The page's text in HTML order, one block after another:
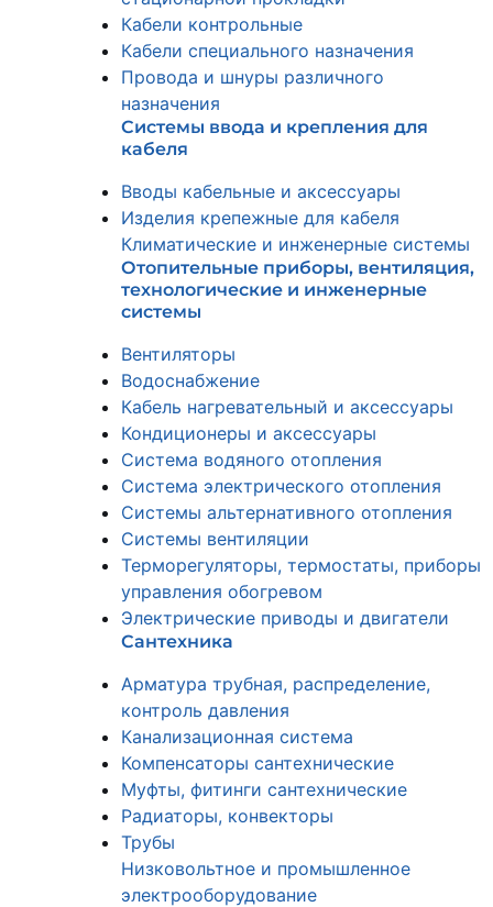
Кабели контрольные
Кабели специального назначения
Провода и шнуры различного
назначения
Системы ввода и крепления для
кабеля
Вводы кабельные и аксессуары
Изделия крепежные для кабеля
Климатические и инженерные системы
Отопительные приборы, вентиляция,
технологические и инженерные
системы
Вентиляторы
Водоснабжение
Кабель нагревательный и аксессуары
Кондиционеры и аксессуары
Система водяного отопления
Система электрического отопления
Системы альтернативного отопления
Системы вентиляции
Терморегуляторы, термостаты, приборы
управления обогревом
Электрические приводы и двигатели
Сантехника
Арматура трубная, распределение,
контроль давления
Канализационная система
Компенсаторы сантехнические
Муфты, фитинги сантехнические
Радиаторы, конвекторы
Трубы
Низковольтное и промышленное
электрооборудование